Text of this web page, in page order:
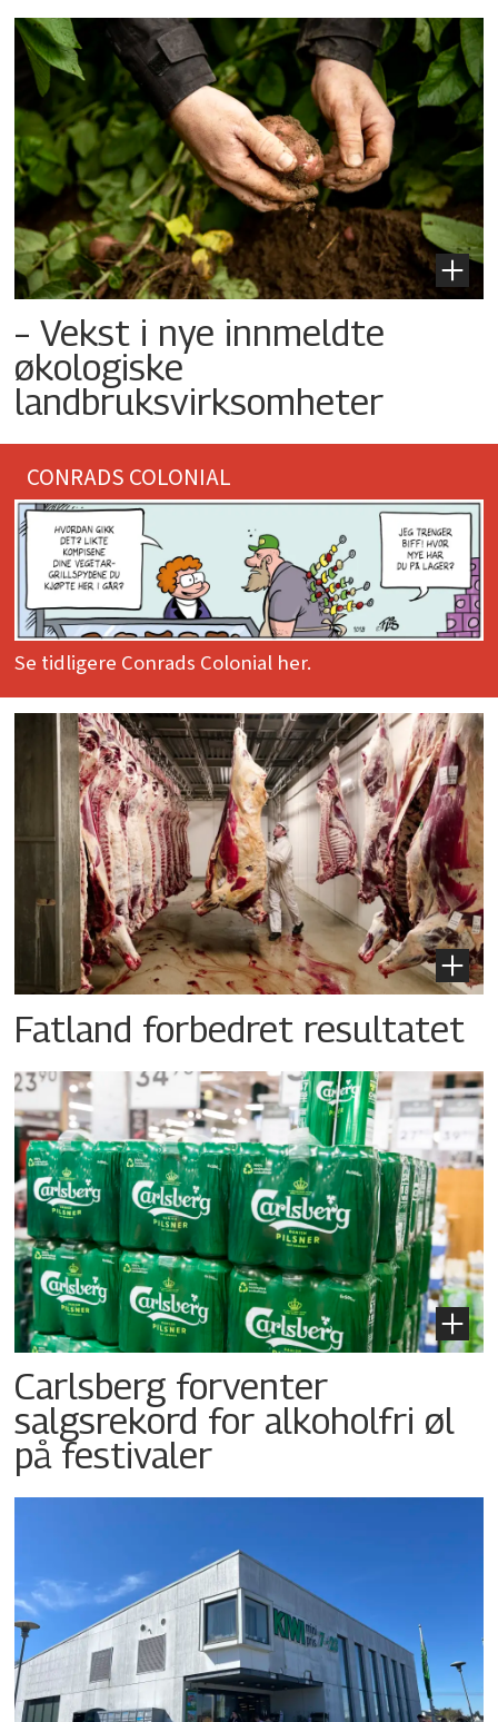
– Vekst i nye innmeldte
økologiske
landbruksvirksomheter
CONRADS COLONIAL
Se tidligere Conrads Colonial her.
Fatland forbedret resultatet
Carlsberg forventer
salgsrekord for alkoholfri øl
på festivaler